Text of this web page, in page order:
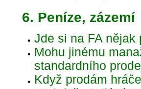
6. Peníze, zázemí
Jde si na FA nějak
Mohu jinému
standardního
Když prodám